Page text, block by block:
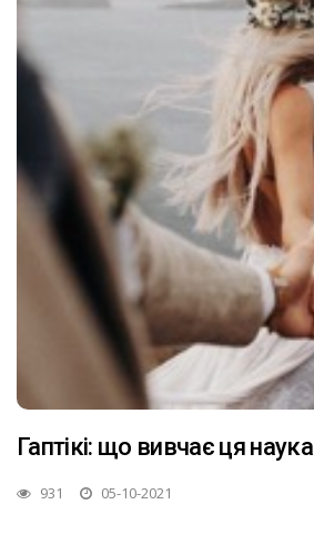
Гаптікі: що вивчає ця наука
931 05-10-2021